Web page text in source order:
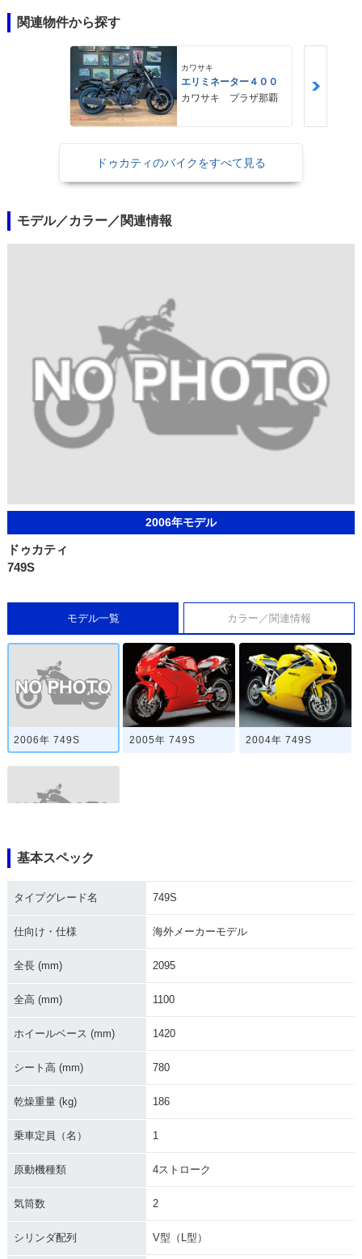
関連物件から探す
カワサキ
エリミネーター４００
カワサキ プラザ那覇
ドゥカティのバイクをすべて見る
モデル／カラー／関連情報
2006年モデル
ドゥカティ
749S
モデル一覧 カラー／関連情報
2006年 749S 2005年 749S 2004年 749S
2003年 749S・新登
基本スペック
タイプグレード名 749S
仕向け・仕様 海外メーカーモデル
全長 (mm) 2095
全高 (mm) 1100
ホイールベース (mm) 1420
シート高 (mm) 780
乾燥重量 (kg) 186
乗車定員（名） 1
原動機種類 4ストローク
気筒数 2
シリンダ配列 V型（L型）